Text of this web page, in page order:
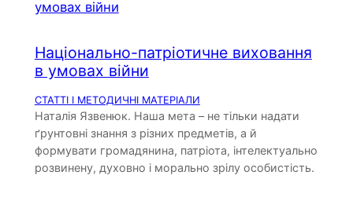
Національно-патріотичне виховання
в умовах війни
СТАТТІ І МЕТОДИЧНІ МАТЕРІАЛИ
Наталія Язвенюк. Наша мета – не тільки надати
ґрунтовні знання з різних предметів, а й
формувати громадянина, патріота, інтелектуально
розвинену, духовно і морально зрілу особистість.